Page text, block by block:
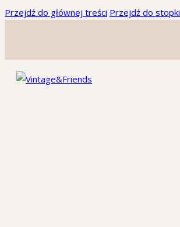
Przejdź do głównej treści Przejdź do stopki